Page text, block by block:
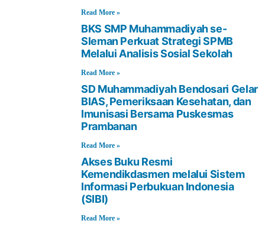
Read More »
BKS SMP Muhammadiyah se-
Sleman Perkuat Strategi SPMB
Melalui Analisis Sosial Sekolah
Read More »
SD Muhammadiyah Bendosari Gelar
BIAS, Pemeriksaan Kesehatan, dan
Imunisasi Bersama Puskesmas
Prambanan
Read More »
Akses Buku Resmi
Kemendikdasmen melalui Sistem
Informasi Perbukuan Indonesia
(SIBI)
Read More »